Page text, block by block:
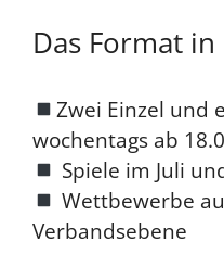
Das Format
Zwei Einzel und
wochentags ab
Spiele im Juli
Wettbewerbe
Verbandsebene